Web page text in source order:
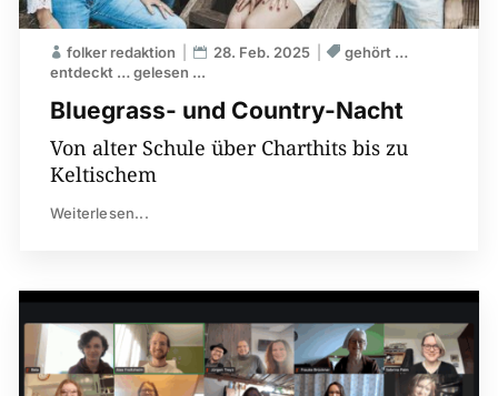
Bluegrass- und Country-Nacht
folker redaktion 28. Feb. 2025
gehört …
entdeckt … gelesen ...
Von alter Schule über Charthits bis zu
Keltischem
Weiterlesen...